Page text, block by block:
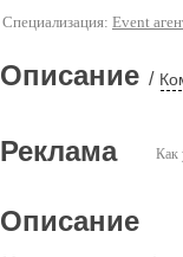
Специализация: Event
Описание /
Как
Реклама
Описание